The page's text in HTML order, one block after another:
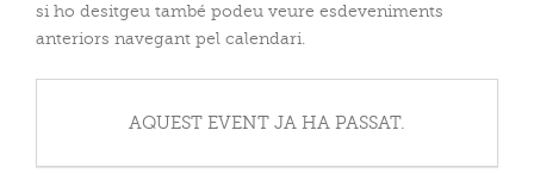
si ho desitgeu també podeu veure esdeveniments
anteriors navegant pel calendari.
AQUEST EVENT JA HA PASSAT.